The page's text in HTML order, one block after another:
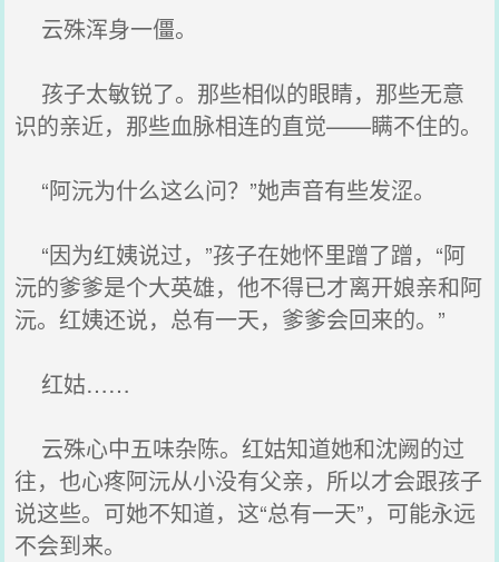
云殊浑身一僵。
孩子太敏锐了。那些相似的眼睛，那些无意
识的亲近，那些血脉相连的直觉——瞒不住的。
“阿沅为什么这么问？”她声音有些发涩。
“因为红姨说过，”孩子在她怀里蹭了蹭，“阿
沅的爹爹是个大英雄，他不得已才离开娘亲和阿
沅。红姨还说，总有一天，爹爹会回来的。”
红姑……
云殊心中五味杂陈。红姑知道她和沈阙的过
往，也心疼阿沅从小没有父亲，所以才会跟孩子
说这些。可她不知道，这“总有一天”，可能永远
不会到来。